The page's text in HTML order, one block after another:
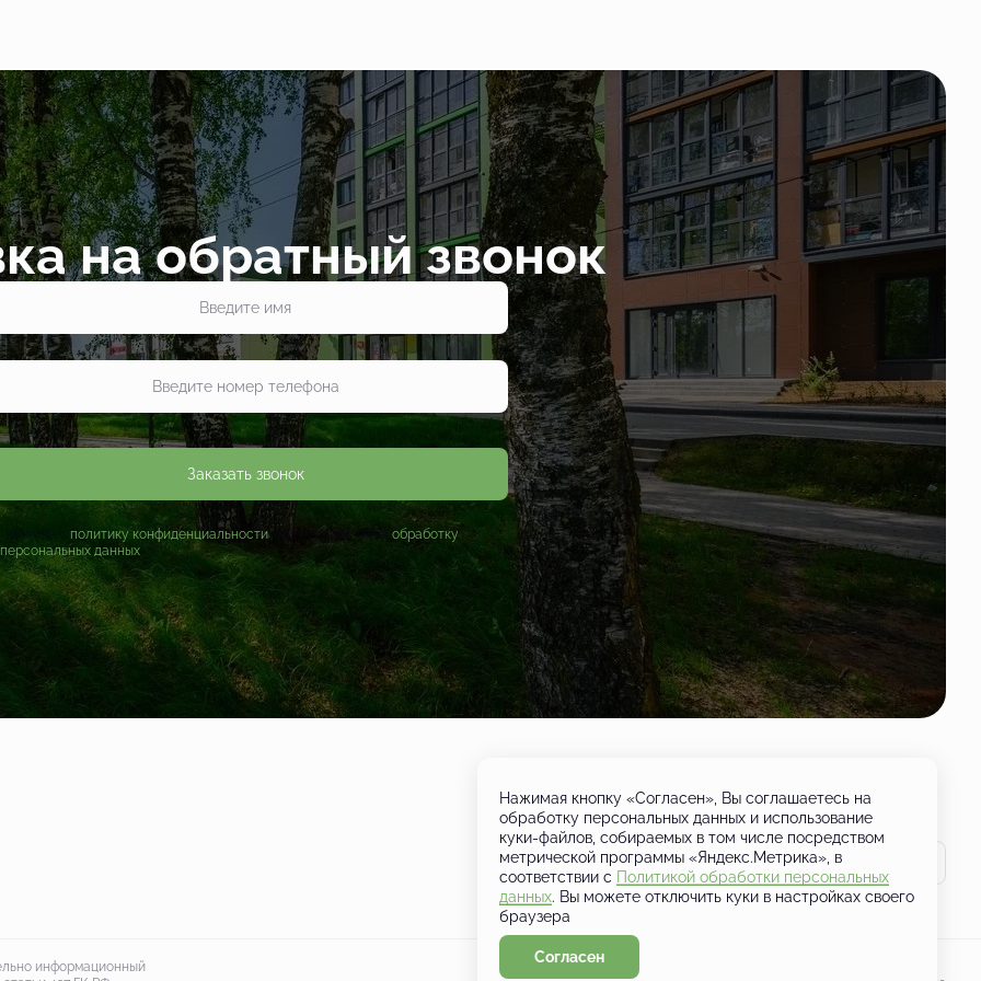
на обратный звонок
Заказать звонок
политику конфиденциальностии даю согласие на обработку
персональных данных
информационный
Нажимая кнопку «Согласен», Вы соглашаетесь на
обработку персональных данных и использование
куки-файлов, собираемых в том числе посредством
метрической программы «Яндекс.Метрика», в
соответствии с Политикой обработки персональных
данных. Вы можете отключить куки в настройках своего
браузера
Согласен